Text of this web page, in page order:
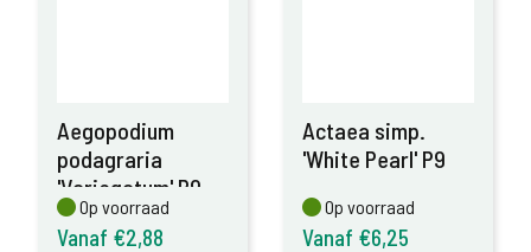
Aegopodium
podagraria
'Variegatum' P9
Op voorraad
Op voorraad
Vanaf €2,88
Actaea simp.
'White Pearl' P9
Op voorraad
Op voorraad
Vanaf €6,25